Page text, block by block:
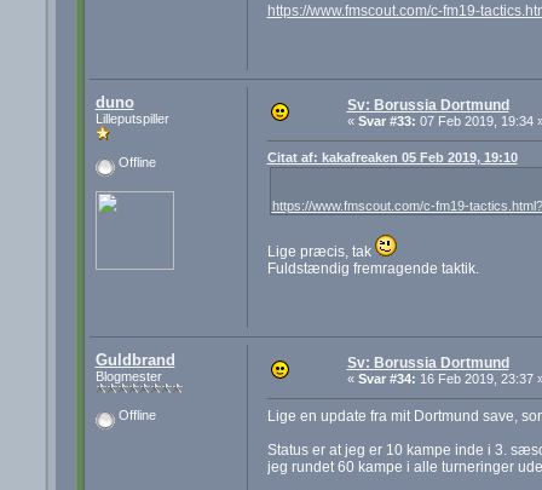
https://www.fmscout.com/c-fm19-
duno
Lilleputspiller
Offline
Sv: Borussia Dortmund
« Svar #33: 07 Feb 2019, 19:34
Citat af: kakafreaken 05 Feb 2019, 19:10
https://www.fmscout.com/c-fm19-
Lige præcis, tak
Fuldstændig fremragende taktik.
Guldbrand
Blogmester
Offline
Sv: Borussia Dortmund
« Svar #34: 16 Feb 2019, 23:37
Lige en update fra mit Dortmund save,
Status er at jeg er 10 kampe inde i 3.
jeg rundet 60 kampe i alle turneringer